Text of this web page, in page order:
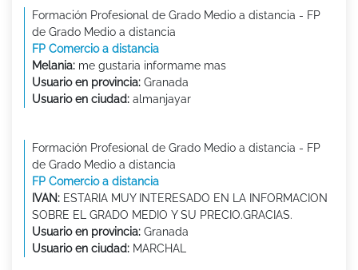
Formación Profesional de Grado Medio a distancia - FP
de Grado Medio a distancia
FP Comercio a distancia
Melania: me gustaria informame mas
Usuario en provincia: Granada
Usuario en ciudad: almanjayar
Formación Profesional de Grado Medio a distancia - FP
de Grado Medio a distancia
FP Comercio a distancia
IVAN: ESTARIA MUY INTERESADO EN LA INFORMACION
SOBRE EL GRADO MEDIO Y SU PRECIO.GRACIAS.
Usuario en provincia: Granada
Usuario en ciudad: MARCHAL